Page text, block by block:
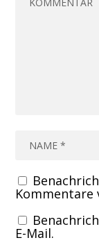
Kommentare
E-Mail.